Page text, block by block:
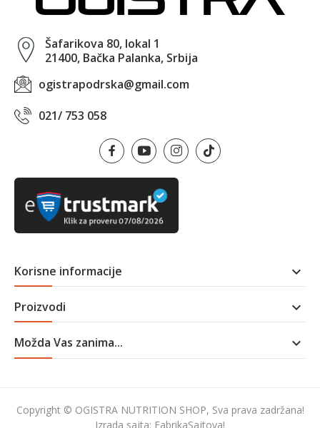
Šafarikova 80, lokal 1
21400, Bačka Palanka, Srbija
ogistrapodrska@gmail.com
021/ 753 058
Korisne informacije 
Proizvodi 
Možda Vas zanima... 
Copyright © OGISTRA NUTRITION SHOP, Sva prava zadržana!
Izrada sajta: FabrikaSajtova!